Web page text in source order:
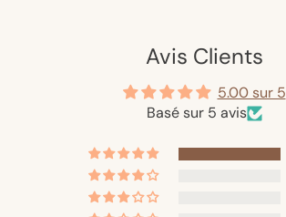
Avis Clients
5.00 sur 5
Basé sur 5 avis